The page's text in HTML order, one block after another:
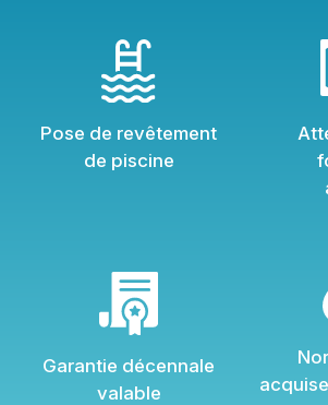
Pose de revêtement
de piscine
Garantie décennale
valable